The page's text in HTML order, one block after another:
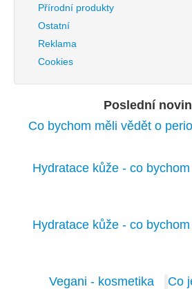
Přírodní produkty
Ostatní
Reklama
Cookies
Poslední
Co bychom měli vědět o
Hydratace kůže - co
Hydratace kůže - co
Co
Vegani - kosmetika